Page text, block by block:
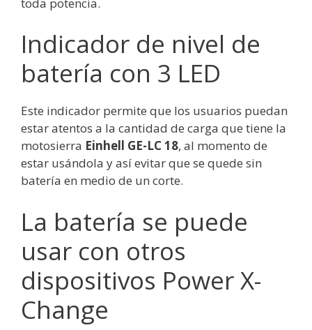
Indicador de nivel de
batería con 3 LED
Este indicador permite que los usuarios puedan
estar atentos a la cantidad de carga que tiene la
motosierra Einhell GE-LC 18, al momento de
estar usándola y así evitar que se quede sin
batería en medio de un corte.
La batería se puede
usar con otros
dispositivos Power X-
Change